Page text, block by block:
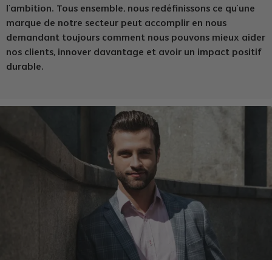
l'ambition. Tous ensemble, nous redéfinissons ce qu'une
marque de notre secteur peut accomplir en nous
demandant toujours comment nous pouvons mieux aider
nos clients, innover davantage et avoir un impact positif
durable.